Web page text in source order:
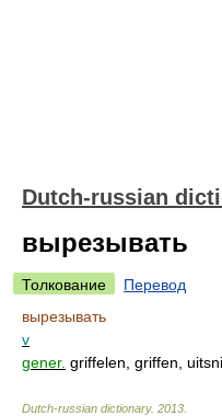
Dutch-russian
вырезывать
Толкование
Перевод
вырезывать
v
gener. griffelen, griffen,
Dutch-russian dictionary. 2013